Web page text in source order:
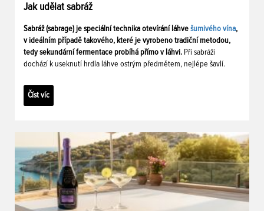
Jak udělat sabráž
Sabráž (sabrage) je speciální technika otevírání láhve šumivého vína,
v ideálním případě takového, které je vyrobeno tradiční metodou,
tedy sekundární fermentace probíhá přímo v láhvi. Při sabráži
dochází k useknutí hrdla láhve ostrým předmětem, nejlépe šavlí.
Číst víc